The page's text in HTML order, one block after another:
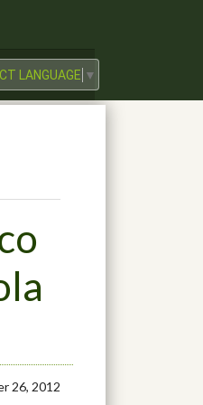
LANGUAGE ▼
26, 2012